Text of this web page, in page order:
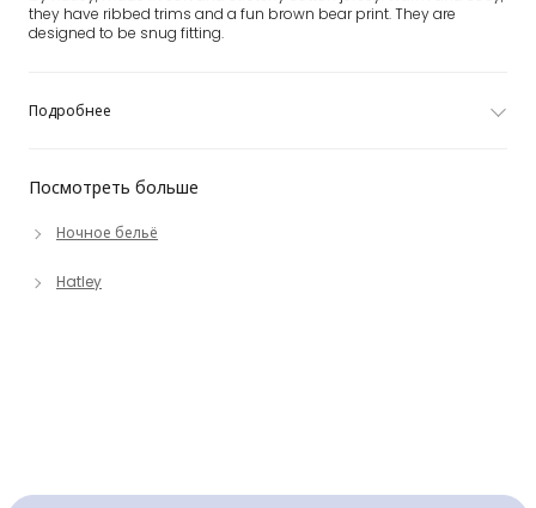
Посмотреть больше
Ночное бельё
Hatley
they have ribbed trims and a fun brown bear print. They are
designed to be snug fitting.
Подробнее